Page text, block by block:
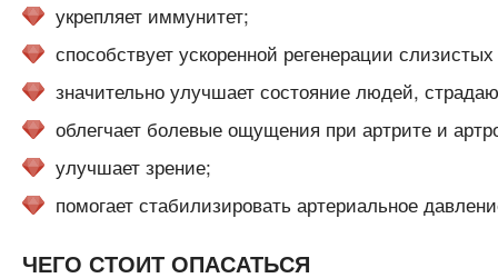
укрепляет иммунитет;
способствует ускоренной регенерации
значительно улучшает состояние людей,
облегчает болевые ощущения при артрите и
улучшает зрение;
помогает стабилизировать артериальное
ЧЕГО СТОИТ ОПАСАТЬСЯ